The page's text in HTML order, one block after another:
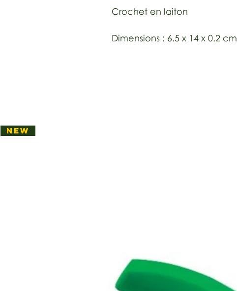
Crochet en laiton
Dimensions : 6.5 x 14 x 0.2 cm
NEW